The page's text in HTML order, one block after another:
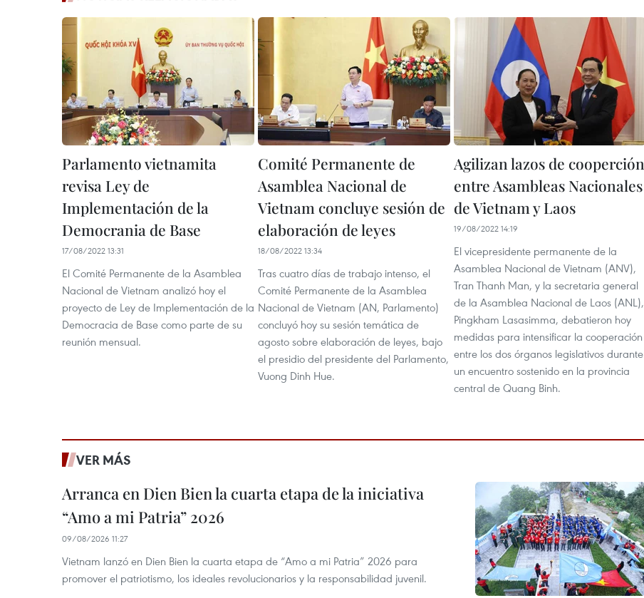
Parlamento vietnamita
revisa Ley de
Implementación de la
Democrania de Base
17/08/2022 13:31
El Comité Permanente de la Asamblea
Nacional de Vietnam analizó hoy el
proyecto de Ley de Implementación de la
Democracia de Base como parte de su
reunión mensual.
Comité Permanente de
Asamblea Nacional de
Vietnam concluye sesión de
elaboración de leyes
18/08/2022 13:34
Tras cuatro días de trabajo intenso, el
Comité Permanente de la Asamblea
Nacional de Vietnam (AN, Parlamento)
concluyó hoy su sesión temática de
agosto sobre elaboración de leyes, bajo
el presidio del presidente del Parlamento,
Vuong Dinh Hue.
Agilizan lazos de cooperción
entre Asambleas Nacionales
de Vietnam y Laos
19/08/2022 14:19
El vicepresidente permanente de la
Asamblea Nacional de Vietnam (ANV),
Tran Thanh Man, y la secretaria general
de la Asamblea Nacional de Laos (ANL),
Pingkham Lasasimma, debatieron hoy
medidas para intensificar la cooperación
entre los dos órganos legislativos durante
un encuentro sostenido en la provincia
central de Quang Binh.
VER MÁS
Arranca en Dien Bien la cuarta etapa de la iniciativa
“Amo a mi Patria” 2026
09/08/2026 11:27
Vietnam lanzó en Dien Bien la cuarta etapa de “Amo a mi Patria” 2026 para
promover el patriotismo, los ideales revolucionarios y la responsabilidad juvenil.